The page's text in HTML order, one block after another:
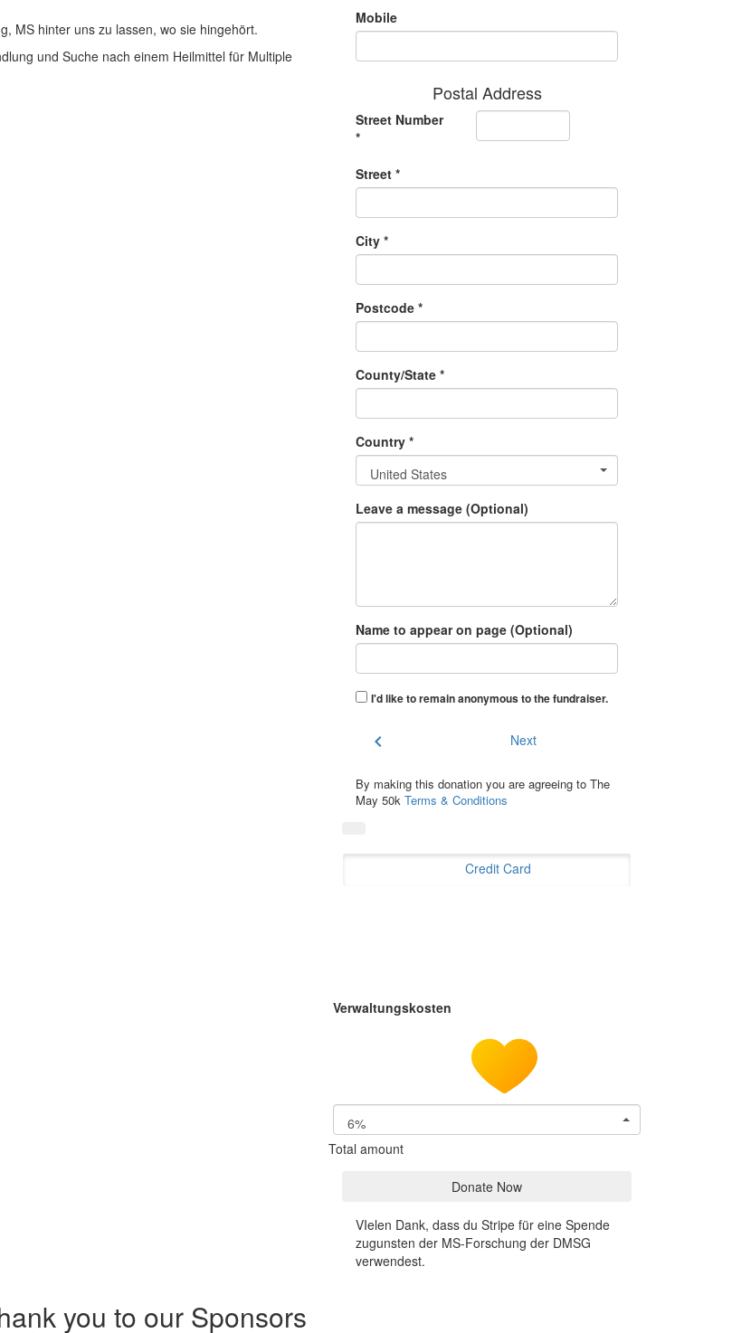
Mobile
Postal Address
Street Number
*
Street *
City *
Postcode *
County/State *
Country *
United States
Leave a message (Optional)
Name to appear on page (Optional)
I'd like to remain anonymous to the fundraiser.
chevron_left Next
By making this donation you are agreeing to The
May 50k Terms & Conditions
Credit Card
Verwaltungskosten
6%
Total amount
Donate Now
VIelen Dank, dass du Stripe für eine Spende
zugunsten der MS-Forschung der DMSG
verwendest.
MS hinter uns zu lassen, wo sie hingehört.
und Suche nach einem Heilmittel für Multiple
you to our Sponsors